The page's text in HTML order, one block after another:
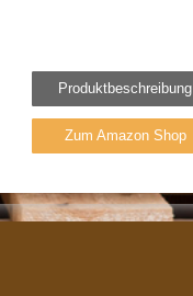
Produktbeschreibung
Zum Amazon Shop